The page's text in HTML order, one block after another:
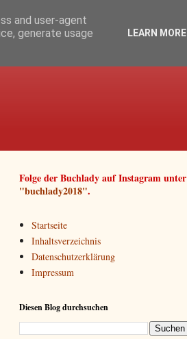
Folge der Buchlady auf Instagram unter
"buchlady2018".
Startseite
Inhaltsverzeichnis
Datenschutzerklärung
Impressum
Diesen Blog durchsuchen
and user-agent
generate usage
LEARN MORE